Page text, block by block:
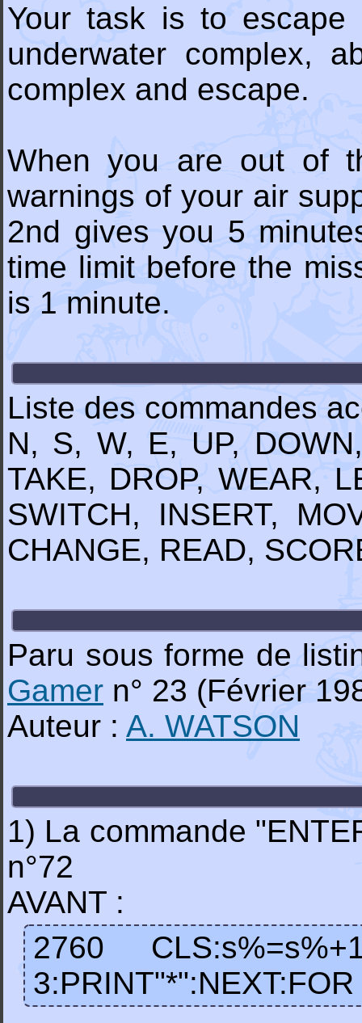
Your task is to escape
underwater complex,
complex and escape.
When you are out of
warnings of your air
2nd gives you 5
time limit before the
is 1 minute.
Liste des commandes
N, S, W, E, UP,
TAKE, DROP, WEAR,
SWITCH, INSERT,
CHANGE, READ,
Paru sous forme de
Gamer n° 23 (Février
Auteur : A. WATSON
1) La commande
n°72
AVANT :
2760